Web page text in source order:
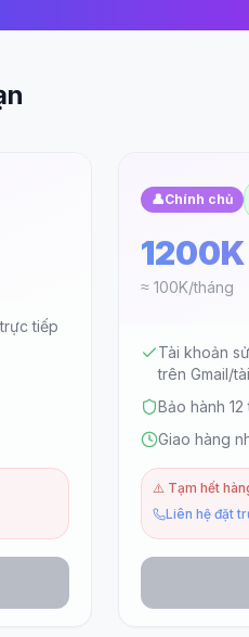
tiếp
👤Chính chủ
1200K
≈ 100K/tháng
Tài khoản
trên Gmail/
Bảo hành 12
Giao hàng
⚠️ Tạm hết
Liên hệ đặt